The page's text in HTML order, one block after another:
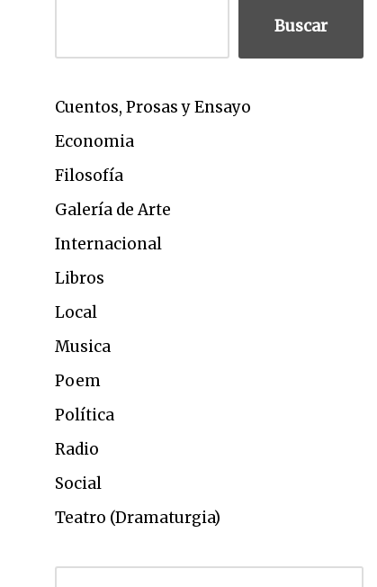
Buscar
Cuentos, Prosas y Ensayo
Economia
Filosofía
Galería de Arte
Internacional
Libros
Local
Musica
Poem
Política
Radio
Social
Teatro (Dramaturgia)